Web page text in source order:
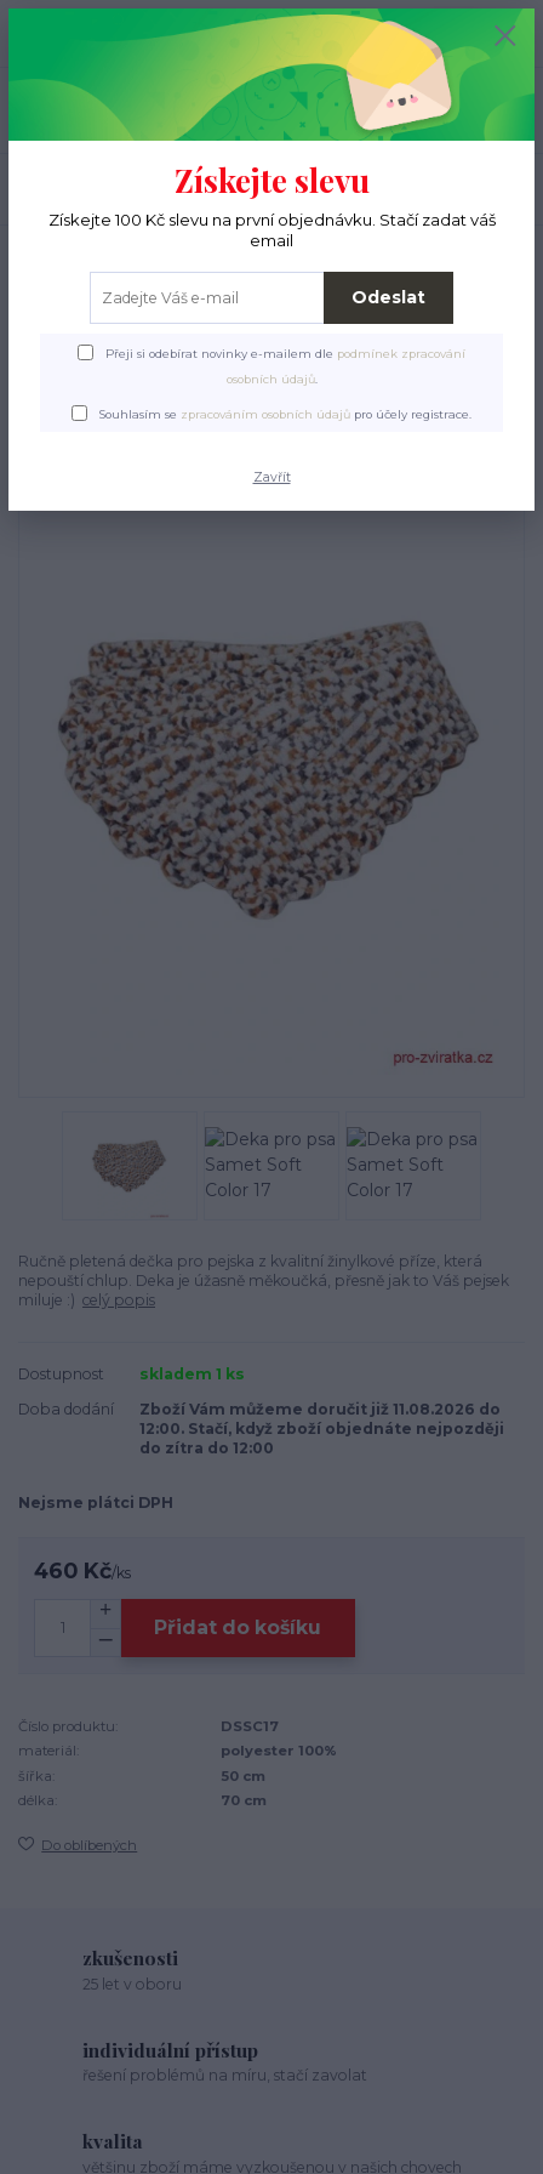
Menu
(Po-Pá, 9-15 hod.)
0 ks
0 Kč
Pelíšky, deky, polštáře
psa Samet Soft Color 17
Deka pro psa Samet Soft
Color 17
Ručně pletená dečka pro pejska z kvalitní žinylkové příze, která
nepouští chlup. Deka je úžasně měkoučká, přesně jak to Váš pejsek
miluje :) celý popis
Dostupnost
skladem 1 ks
Doba dodání
Zboží Vám můžeme doručit již 11.08.2026 do
12:00. Stačí, když zboží objednáte nejpozději
do zítra do 12:00
Nejsme plátci DPH
460 Kč/ks
Přidat do košíku
Číslo produktu:
DSSC17
materiál:
polyester 100%
šířka:
50 cm
délka:
70 cm
Do oblíbených
zkušenosti
25 let v oboru
individuální přístup
řešení problémů na míru, stačí zavolat
kvalita
většinu zboží máme vyzkoušenou v našich chovech
Získejte slevu
Získejte 100 Kč slevu na první objednávku. Stačí zadat váš
email
Odeslat
Přeji si odebírat novinky e-mailem dle podmínek zpracování
osobních údajů.
Souhlasím se zpracováním osobních údajů pro účely registrace.
Zavřít